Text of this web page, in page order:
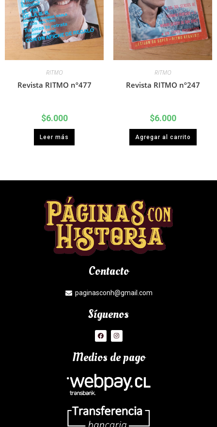
RITMO
Revista RITMO nº477
$6.000
Leer más
RITMO
Revista RITMO nº247
$6.000
Agregar al carrito
Contacto
paginasconh@gmail.com
Síguenos
Medios de pago